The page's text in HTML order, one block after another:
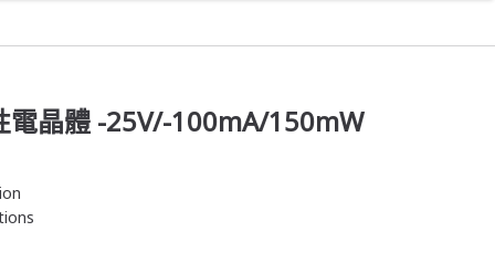
電晶體 -25V/-100mA/150mW